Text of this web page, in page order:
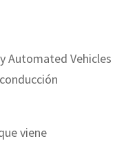
Automated Vehicles
viene